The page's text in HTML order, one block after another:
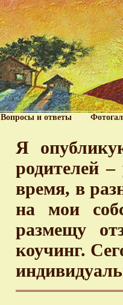
Вопросы и ответы
Я
родителей
время, в
на мои
размещу
коучинг.